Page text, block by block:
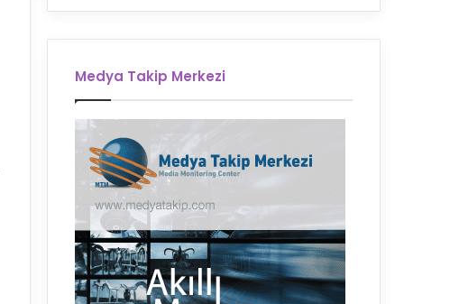
Medya Takip Merkezi